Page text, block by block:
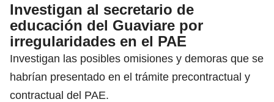
Investigan al secretario de
educación del Guaviare por
irregularidades en el PAE
Investigan las posibles omisiones y demoras que se
habrían presentado en el trámite precontractual y
contractual del PAE.